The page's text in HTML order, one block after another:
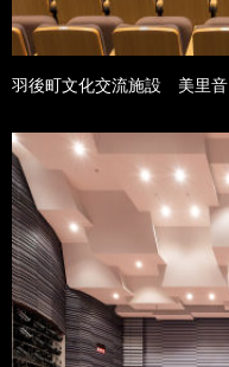
羽後町文化交流施設 美里音